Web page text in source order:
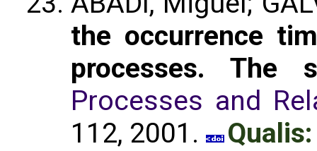
the occurrence
processes.
Processes and
112, 2001.